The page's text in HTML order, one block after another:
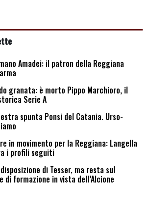
Amadei: il patron della Reggiana
granata: è morto Pippo Marchioro, il
Serie A
spunta Ponsi del Catania. Urso-
in movimento per la Reggiana: Langella
i profili seguiti
di Tesser, ma resta sul
di formazione in vista dell’Alcione